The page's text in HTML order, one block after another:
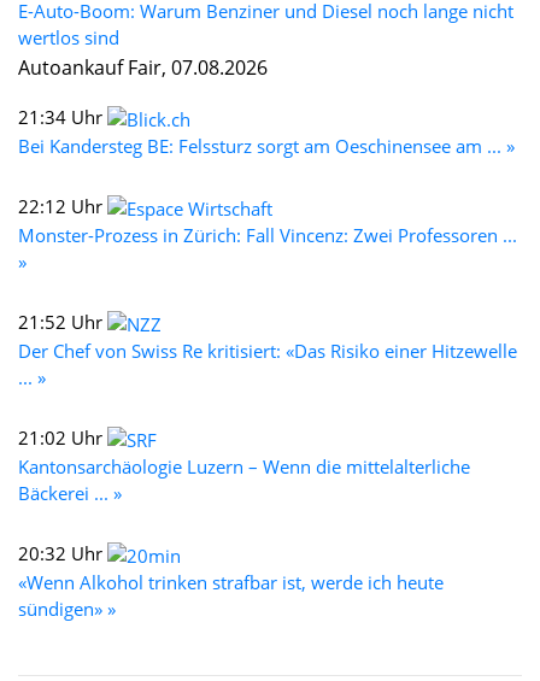
E-Auto-Boom: Warum Benziner und Diesel noch lange nicht
wertlos sind
Autoankauf Fair, 07.08.2026
21:34 Uhr
Bei Kandersteg BE: Felssturz sorgt am Oeschinensee am ... »
22:12 Uhr
Monster-Prozess in Zürich: Fall Vincenz: Zwei Professoren ...
»
21:52 Uhr
Der Chef von Swiss Re kritisiert: «Das Risiko einer Hitzewelle
... »
21:02 Uhr
Kantonsarchäologie Luzern – Wenn die mittelalterliche
Bäckerei ... »
20:32 Uhr
«Wenn Alkohol trinken strafbar ist, werde ich heute
sündigen» »